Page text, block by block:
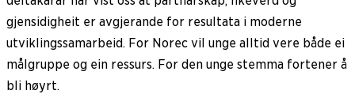
gjensidigheit er avgjerande for resultata i moderne
utviklingssamarbeid. For Norec vil unge alltid vere både ei
målgruppe og ein ressurs. For den unge stemma fortener å
bli høyrt.